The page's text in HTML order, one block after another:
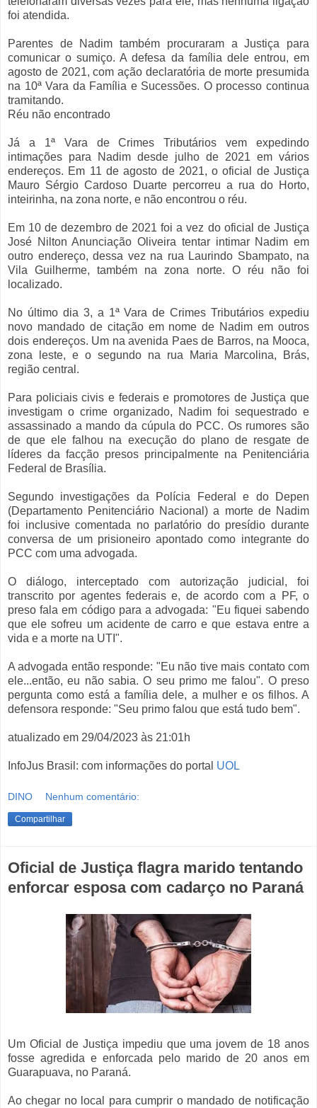
foi atendida.
Parentes de Nadim também procuraram a Justiça para
comunicar o sumiço. A defesa da família dele entrou, em
agosto de 2021, com ação declaratória de morte presumida
na 10ª Vara da Família e Sucessões. O processo continua
tramitando.
Réu não encontrado
Já a 1ª Vara de Crimes Tributários vem expedindo
intimações para Nadim desde julho de 2021 em vários
endereços. Em 11 de agosto de 2021, o oficial de Justiça
Mauro Sérgio Cardoso Duarte percorreu a rua do Horto,
inteirinha, na zona norte, e não encontrou o réu.
Em 10 de dezembro de 2021 foi a vez do oficial de Justiça
José Nilton Anunciação Oliveira tentar intimar Nadim em
outro endereço, dessa vez na rua Laurindo Sbampato, na
Vila Guilherme, também na zona norte. O réu não foi
localizado.
No último dia 3, a 1ª Vara de Crimes Tributários expediu
novo mandado de citação em nome de Nadim em outros
dois endereços. Um na avenida Paes de Barros, na Mooca,
zona leste, e o segundo na rua Maria Marcolina, Brás,
região central.
Para policiais civis e federais e promotores de Justiça que
investigam o crime organizado, Nadim foi sequestrado e
assassinado a mando da cúpula do PCC. Os rumores são
de que ele falhou na execução do plano de resgate de
líderes da facção presos principalmente na Penitenciária
Federal de Brasília.
Segundo investigações da Polícia Federal e do Depen
(Departamento Penitenciário Nacional) a morte de Nadim
foi inclusive comentada no parlatório do presídio durante
conversa de um prisioneiro apontado como integrante do
PCC com uma advogada.
O diálogo, interceptado com autorização judicial, foi
transcrito por agentes federais e, de acordo com a PF, o
preso fala em código para a advogada: "Eu fiquei sabendo
que ele sofreu um acidente de carro e que estava entre a
vida e a morte na UTI".
A advogada então responde: "Eu não tive mais contato com
ele...então, eu não sabia. O seu primo me falou". O preso
pergunta como está a família dele, a mulher e os filhos. A
defensora responde: "Seu primo falou que está tudo bem".
atualizado em 29/04/2023 às 21:01h
InfoJus Brasil: com informações do portal UOL
DINO Nenhum comentário:
Compartilhar
Oficial de Justiça flagra marido tentando
enforcar esposa com cadarço no Paraná
Um Oficial de Justiça impediu que uma jovem de 18 anos
fosse agredida e enforcada pelo marido de 20 anos em
Guarapuava, no Paraná.
Ao chegar no local para cumprir o mandado de notificação